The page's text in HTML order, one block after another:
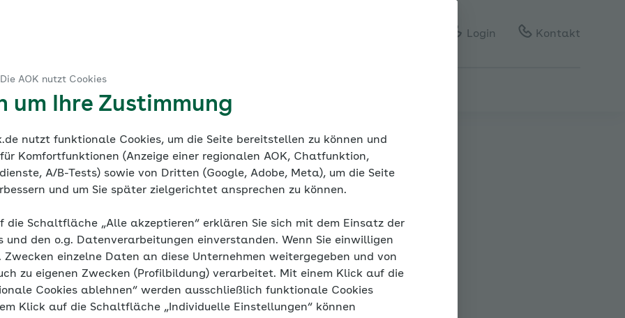
Gebärdensprache
Leichte Sprache
Login Kontakt
Kinderängste
Lernverhalten unterstützen
AOK nutzt Cookies
um Ihre Zustimmung
nutzt funktionale Cookies, um die Seite bereitstellen zu können und
Komfortfunktionen (Anzeige einer regionalen AOK, Chatfunktion,
A/B-Tests) sowie von Dritten (Google, Adobe, Meta), um die Seite
und um Sie später zielgerichtet ansprechen zu können.
die Schaltfläche „Alle akzeptieren“ erklären Sie sich mit dem Einsatz der
und den o.g. Datenverarbeitungen einverstanden. Wenn Sie einwilligen
Zwecken einzelne Daten an diese Unternehmen weitergegeben und von
zu eigenen Zwecken (Profilbildung) verarbeitet. Mit einem Klick auf die
Cookies ablehnen“ werden ausschließlich funktionale Cookies
Klick auf die Schaltfläche „Individuelle Einstellungen“ können